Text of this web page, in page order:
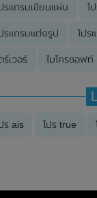
รแกรมเขียนแผ่น โ
รแกรมแต่งรูป โปร
ร์เวอร์ ไมโครซอฟท์
ร ais โปร true